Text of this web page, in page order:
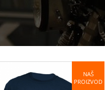
NAŠ
PROIZVOD